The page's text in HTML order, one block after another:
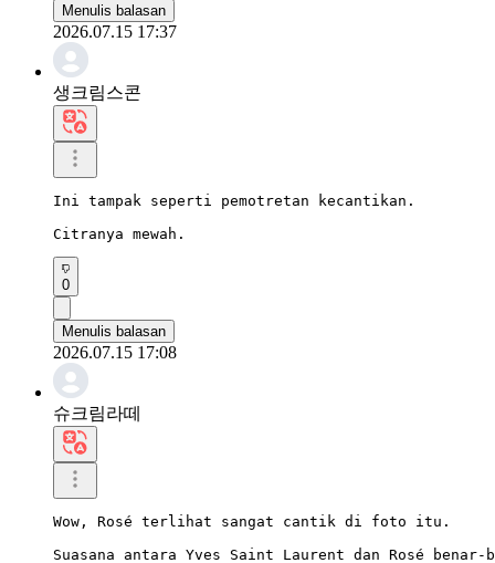
Menulis balasan
2026.07.15 17:37
생크림스콘
Ini tampak seperti pemotretan kecantikan.
Citranya mewah.
0
Menulis balasan
2026.07.15 17:08
슈크림라떼
Wow, Rosé terlihat sangat cantik di foto itu.
Suasana antara Yves Saint Laurent dan Rosé benar-